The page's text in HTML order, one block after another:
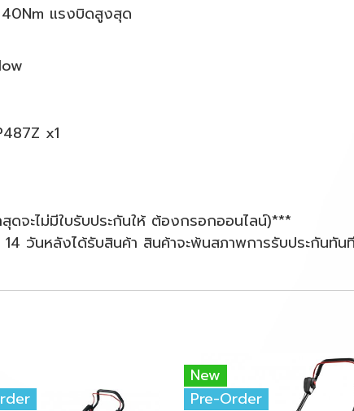
แรงบิดสูงสุด
x1
จะไม่มีใบรับประกันให้ ต้องกรอกออนไลน์)***
14 วันหลังได้รับสินค้า สินค้าจะพ้นสภาพการรับประกันทัน
New
Pre-Order